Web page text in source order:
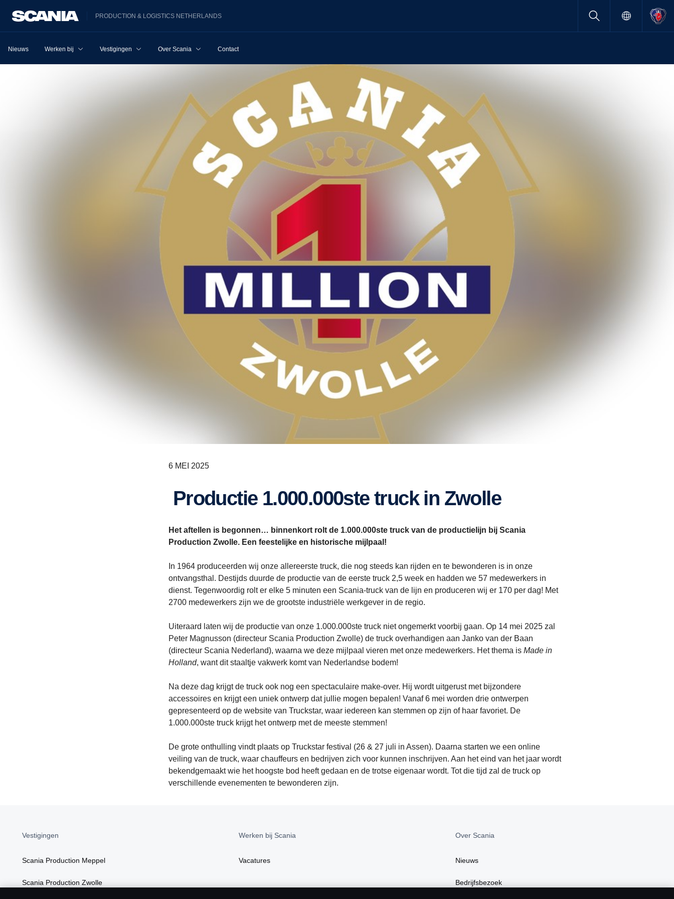
PRODUCTION & LOGISTICS NETHERLANDS
Nieuws Werken bij Vestigingen Over Scania Contact
6 MEI 2025
Productie 1.000.000ste truck in Zwolle
Het aftellen is begonnen… binnenkort rolt de 1.000.000ste truck van de productielijn bij Scania
Production Zwolle. Een feestelijke en historische mijlpaal!
In 1964 produceerden wij onze allereerste truck, die nog steeds kan rijden en te bewonderen is in onze
ontvangsthal. Destijds duurde de productie van de eerste truck 2,5 week en hadden we 57 medewerkers in
dienst. Tegenwoordig rolt er elke 5 minuten een Scania-truck van de lijn en produceren wij er 170 per dag! Met
2700 medewerkers zijn we de grootste industriële werkgever in de regio.
Uiteraard laten wij de productie van onze 1.000.000ste truck niet ongemerkt voorbij gaan. Op 14 mei 2025 zal
Peter Magnusson (directeur Scania Production Zwolle) de truck overhandigen aan Janko van der Baan
(directeur Scania Nederland), waarna we deze mijlpaal vieren met onze medewerkers. Het thema is Made in
Holland, want dit staaltje vakwerk komt van Nederlandse bodem!
Na deze dag krijgt de truck ook nog een spectaculaire make-over. Hij wordt uitgerust met bijzondere
accessoires en krijgt een uniek ontwerp dat jullie mogen bepalen! Vanaf 6 mei worden drie ontwerpen
gepresenteerd op de website van Truckstar, waar iedereen kan stemmen op zijn of haar favoriet. De
1.000.000ste truck krijgt het ontwerp met de meeste stemmen!
De grote onthulling vindt plaats op Truckstar festival (26 & 27 juli in Assen). Daarna starten we een online
veiling van de truck, waar chauffeurs en bedrijven zich voor kunnen inschrijven. Aan het eind van het jaar wordt
bekendgemaakt wie het hoogste bod heeft gedaan en de trotse eigenaar wordt. Tot die tijd zal de truck op
verschillende evenementen te bewonderen zijn.
Vestigingen
Scania Production Meppel
Scania Production Zwolle
Werken bij Scania
Vacatures
Over Scania
Nieuws
Bedrijfsbezoek